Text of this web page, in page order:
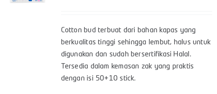
Cotton bud terbuat dari bahan kapas yang
berkualitas tinggi sehingga lembut, halus untuk
digunakan dan sudah bersertifikasi Halal.
Tersedia dalam kemasan zak yang praktis
dengan isi 50+10 stick.